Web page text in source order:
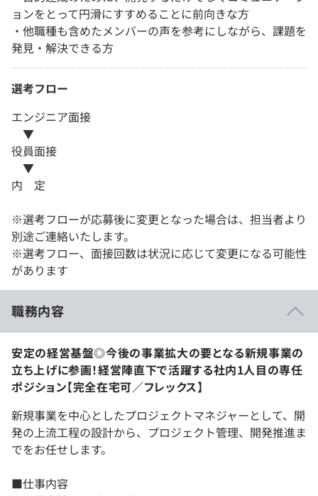
ョンをとって円滑にすすめることに前向きな方
・他職種も含めたメンバーの声を参考にしながら、課題を
発見・解決できる方
選考フロー
エンジニア面接
▼
役員面接
▼
内 定
※選考フローが応募後に変更となった場合は、担当者より
別途ご連絡いたします。
※選考フロー、面接回数は状況に応じて変更になる可能性
があります
職務内容
安定の経営基盤◎今後の事業拡大の要となる新規事業の
立ち上げに参画！経営陣直下で活躍する社内1人目の専任
ポジション【完全在宅可／フレックス】
新規事業を中心としたプロジェクトマネジャーとして、開
発の上流工程の設計から、プロジェクト管理、開発推進ま
でをお任せします。
■仕事内容